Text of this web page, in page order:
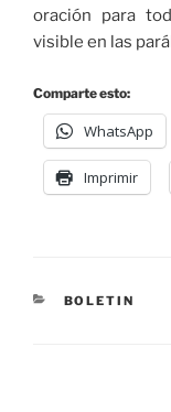
oración para
visible en las
Comparte esto:
WhatsApp
Imprimir
BOLETIN